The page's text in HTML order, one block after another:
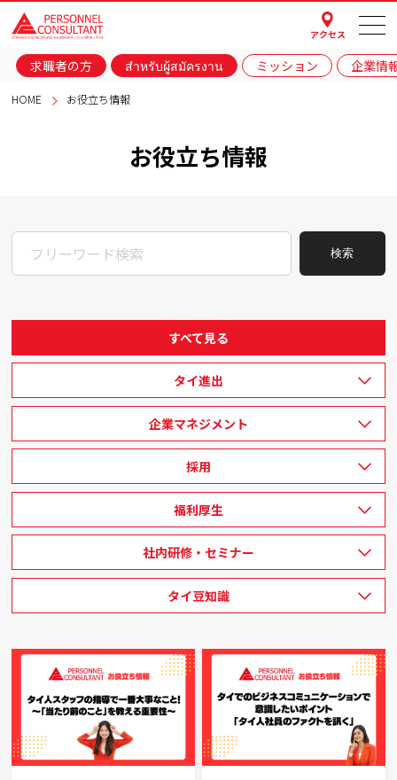
アクセス
求職者の方 สำหรับผู้สมัครงาน ミッション 企業情
HOME お役立ち情報
お役立ち情報
検索
すべて見る
タイ進出
企業マネジメント
採用
福利厚生
社内研修・セミナー
タイ豆知識